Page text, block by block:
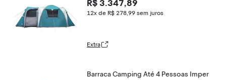
R$ 3.347,89
12x de R$ 278,99 sem juros
Extra
Barraca Camping Até 4 Pessoas Imper